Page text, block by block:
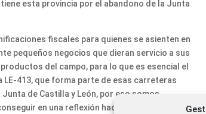
esta provincia por el abandono de la Junta
fiscales para quienes se asienten en
pequeños negocios que dieran servicio a sus
del campo, para lo que es esencial el
413, que forma parte de esas carreteras
de Castilla y León, por eso somos
en una reflexión hacia la esperanza en